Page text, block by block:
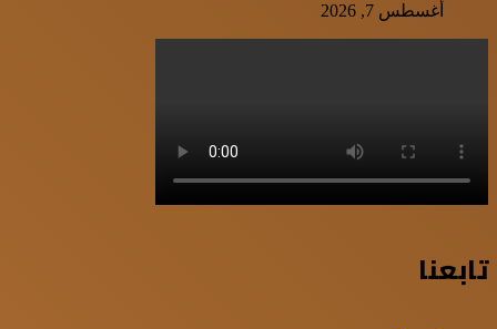
أغسطس 7, 2026
تابعنا